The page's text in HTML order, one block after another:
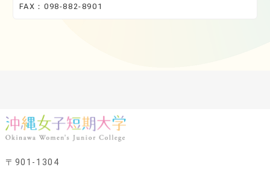
FAX：098-882-8901
〒901-1304